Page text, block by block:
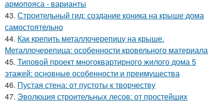
армопояса - варианты
43. Строительный гид: создание коника на крыше дома
самостоятельно
44. Как крепить металлочерепицу на крыше.
Металлочерепица: особенности кровельного материала
45. Типовой проект многоквартирного жилого дома 5
этажей: основные особенности и преимущества
46. Пустая стена: от пустоты к творчеству
47. Эволюция строительных лесов: от простейших